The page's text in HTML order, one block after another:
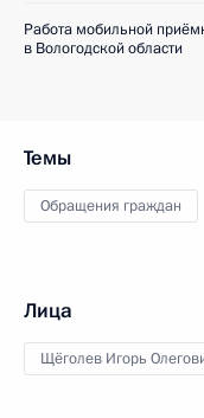
Работа мобильной
в Вологодской области
Темы
Обращения граждан
Лица
Щёголев Игорь